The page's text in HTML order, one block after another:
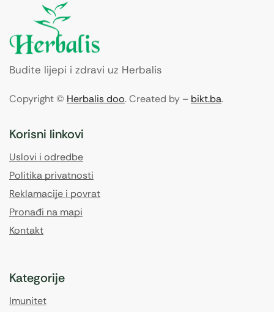
Budite lijepi i zdravi uz Herbalis
Copyright © Herbalis doo. Created by – bikt.ba.
Korisni linkovi
Uslovi i odredbe
Politika privatnosti
Reklamacije i povrat
Pronađi na mapi
Kontakt
Kategorije
Imunitet